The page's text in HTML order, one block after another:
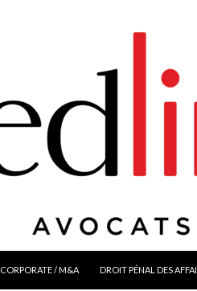
CORPORATE / M&A DROIT PÉNAL DES